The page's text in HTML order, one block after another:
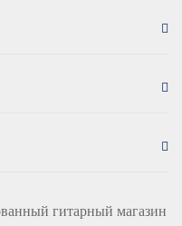
гитарный магазин